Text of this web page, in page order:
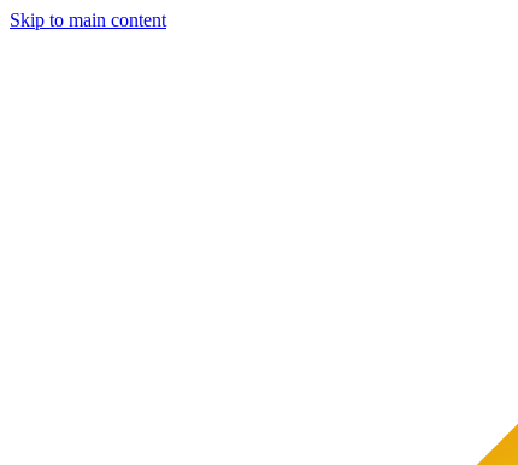
Skip to main content